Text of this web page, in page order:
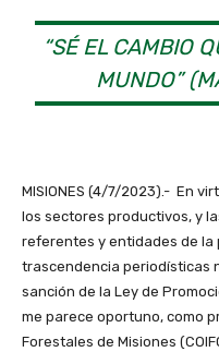
“SÉ EL CAMBIO
MUNDO”
MISIONES (4/7/2023).- En
los sectores productivos, y
referentes y entidades de la
trascendencia periodísticas
sanción de la Ley de
me parece oportuno, como
Forestales de Misiones